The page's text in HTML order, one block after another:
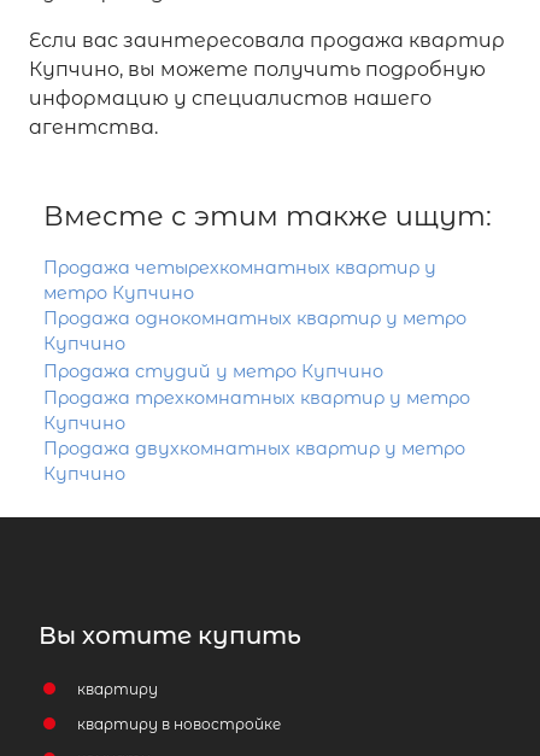
Если вас заинтересовала продажа квартир
Купчино, вы можете получить подробную
информацию у специалистов нашего
агентства.
Вместе с этим также ищут:
Продажа четырехкомнатных квартир у
метро Купчино
Продажа однокомнатных квартир у метро
Купчино
Продажа студий у метро Купчино
Продажа трехкомнатных квартир у метро
Купчино
Продажа двухкомнатных квартир у метро
Купчино
Вы хотите купить
квартиру
квартиру в новостройке